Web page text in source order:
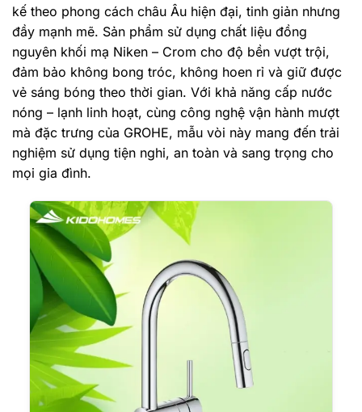
kế theo phong cách châu Âu hiện đại, tinh giản nhưng
đầy mạnh mẽ. Sản phẩm sử dụng chất liệu đồng
nguyên khối mạ Niken – Crom cho độ bền vượt trội,
đảm bảo không bong tróc, không hoen rỉ và giữ được
vẻ sáng bóng theo thời gian. Với khả năng cấp nước
nóng – lạnh linh hoạt, cùng công nghệ vận hành mượt
mà đặc trưng của GROHE, mẫu vòi này mang đến trải
nghiệm sử dụng tiện nghi, an toàn và sang trọng cho
mọi gia đình.